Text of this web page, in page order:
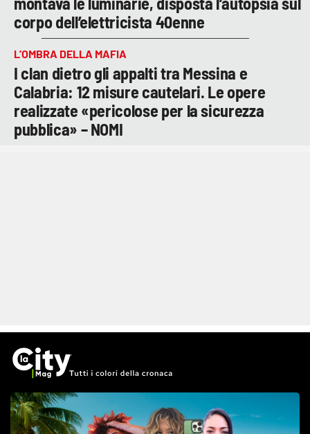
corpo dell’elettricista 40enne
L’OMBRA DELLA MAFIA
I clan dietro gli appalti tra Messina e
Calabria: 12 misure cautelari. Le opere
realizzate «pericolose per la sicurezza
pubblica» – NOMI